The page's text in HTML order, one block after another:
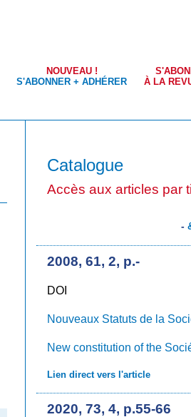
NOUVEAU !
S'ABONNER + ADHÉRER
À LA
Catalogue
Accès aux articles par
-
2008, 61, 2, p.-
DOI
Nouveaux Statuts de la
New constitution of the
Lien direct vers l'article
2020, 73, 4, p.55-66